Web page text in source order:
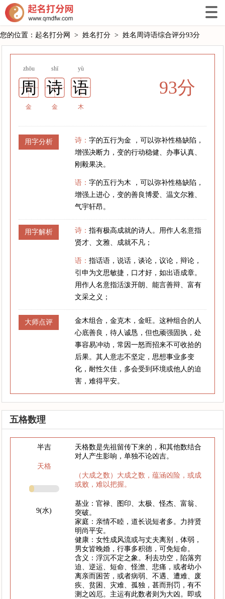
您的位置： 起名打分网 > 姓名打分 > 姓名周诗语综合评分93分
zhōu shī yù
周 诗 语
金 金 木
93分
用字分析 诗：字的五行为金 ，可以弥补性格缺陷，
增强决断力，变的行动稳健、办事认真、
刚毅果决。
语：字的五行为木 ，可以弥补性格缺陷，
增强上进心，变的善良博爱、温文尔雅、
气宇轩昂。
用字解析 诗：指有极高成就的诗人。用作人名意指
贤才、文雅、成就不凡；
语：指话语，说话，谈论，议论，辩论，
引申为文思敏捷，口才好，如出语成章。
用作人名意指活泼开朗、能言善辩、富有
文采之义；
大师点评
金木组合，金克木，金旺。这种组合的人
心底善良，待人诚恳，但也顽强固执，处
事容易冲动，常因一怒而招来不可收拾的
后果。其人意志不坚定，思想事业多变
化，耐性欠佳，多会受到环境或他人的迫
害，难得平安。
五格数理
半吉
天格
9(水)
天格数是先祖留传下来的，和其他数结合
对人产生影响，单独不论凶吉。
（大成之数）大成之数，蕴涵凶险，或成
或败，难以把握。
基业：官禄、图印、太极、怪杰、富翁、
突破。
家庭：亲情不睦，道长说短者多。力持贤
明尚平安。
健康：女性成风流或与丈夫离别，体弱，
男女皆晚婚，行事多积德，可免短命。
含义：浮沉不定之象。利去功空，陷落穷
迫、逆运、短命、怪澹、悲痛，或者幼小
离亲而困苦，或者病弱、不遇、遭难、废
疾、贫困、灾难、孤独，甚而刑罚，有不
测之凶厄。主运有此数者则为大凶。即或